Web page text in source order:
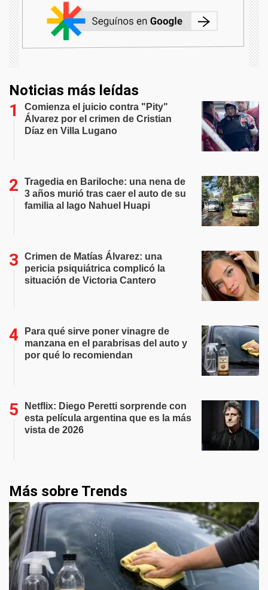
Noticias más leídas
Comienza el juicio contra "Pity"
Álvarez por el crimen de Cristian
Díaz en Villa Lugano
Tragedia en Bariloche: una nena de
3 años murió tras caer el auto de su
familia al lago Nahuel Huapi
Crimen de Matías Álvarez: una
pericia psiquiátrica complicó la
situación de Victoria Cantero
Para qué sirve poner vinagre de
manzana en el parabrisas del auto y
por qué lo recomiendan
Netflix: Diego Peretti sorprende con
esta película argentina que es la más
vista de 2026
Más sobre Trends